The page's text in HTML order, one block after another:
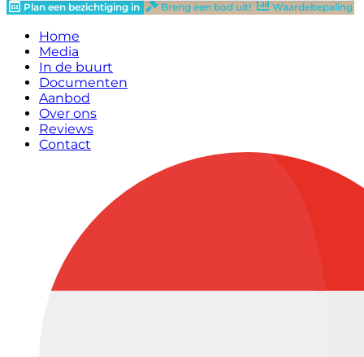
Plan een bezichtiging in
Breng een bod uit! Waardebepaling
Home
Media
In de buurt
Documenten
Aanbod
Over ons
Reviews
Contact